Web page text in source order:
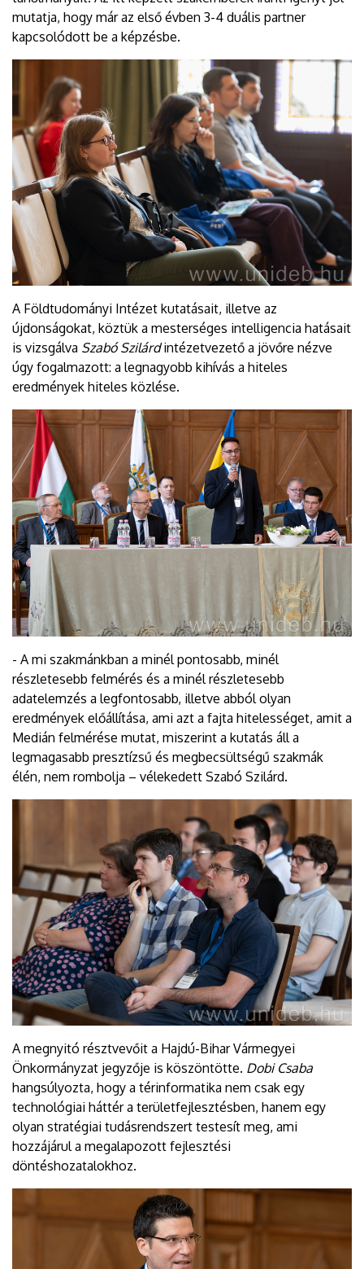
mutatja, hogy már az első évben 3-4 duális partner
kapcsolódott be a képzésbe.
A Földtudományi Intézet kutatásait, illetve az
újdonságokat, köztük a mesterséges intelligencia hatásait
is vizsgálva Szabó Szilárdintézetvezető a jövőre nézve
úgy fogalmazott: a legnagyobb kihívás a hiteles
eredmények hiteles közlése.
- A mi szakmánkban a minél pontosabb, minél
részletesebb felmérés és a minél részletesebb
adatelemzés a legfontosabb, illetve abból olyan
eredmények előállítása, ami azt a fajta hitelességet, amit a
Medián felmérése mutat, miszerint a kutatás áll a
legmagasabb presztízsű és megbecsültségű szakmák
élén, nem rombolja – vélekedett Szabó Szilárd.
A megnyitó résztvevőit a Hajdú-Bihar Vármegyei
Önkormányzat jegyzője is köszöntötte. Dobi Csaba
hangsúlyozta, hogy a térinformatika nem csak egy
technológiai háttér a területfejlesztésben, hanem egy
olyan stratégiai tudásrendszert testesít meg, ami
hozzájárul a megalapozott fejlesztési
döntéshozatalokhoz.